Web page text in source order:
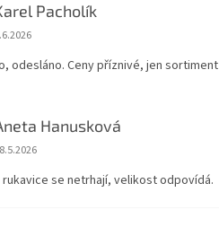
Pacholík
obchodu je 4 z 5 hvězdiček.
odesláno. Ceny příznivé, jen sortiment
Hanusková
obchodu je 5 z 5 hvězdiček.
se netrhají, velikost odpovídá.